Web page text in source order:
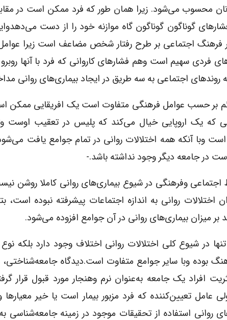
محسوب می‌شود. زیرا همان طور که فرد ممکن است در
گوناگون گوناگون گاه موازنه خود را از دست
فرهنگ اجتماعی بر طرح رفتار شخص مضاعف است زیرا
فردی سهیم است وهم فشارهای کاروانی که فرد با آنها
اجتماعی به سه طریق در ایجاد بیماری‌های روانی
بر حسب عوامل فرهنگی متفاوت است یک افریقایی ممکن
که یک اروپایی خیال می‌کند که پلیس در تعقیب اوست
وبا آنکه همه اختلالات روانی در تمام جوامع یافت
در جامعه دیگر وجود نداشته باشد.-
اجتماعی وفرهنگی در شیوع بیماری‌های روانی کاملا روشن
اختلالات روانی به اندازه اجتماعات پیشرفته نبوده است،
میزان بیماری‌های روانی در آن جوامع افزوده می‌شود.
در شیوع کلی اختلالات روانی اختلاف وجود دارد بلکه
وبا سایر جوامع متفاوت است.دیدگاه جامعه‌شناختی،
افراد یک جامعه به‌عنوان نرم وهنجار مورد قبول قرار
عامل تعیین‌کننده که فرد مزبور بیمار است یا خیر
استفاده از تحقیقات موجود در زمینه جامعه‌شناسی